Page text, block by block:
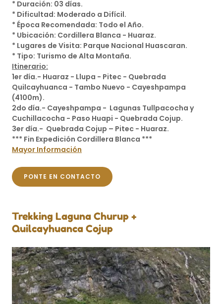
* Duración: 03 días.
* Dificultad: Moderado a Difícil.
* Época Recomendada: Todo el Año.
* Ubicación: Cordillera Blanca - Huaraz.
* Lugares de Visita: Parque Nacional Huascaran.
* Tipo: Turismo de Alta Montaña.
Itinerario:
1er día.- Huaraz - Llupa - Pitec - Quebrada
Quilcayhuanca - Tambo Nuevo - Cayeshpampa
(4100m).
2do día.- Cayeshpampa - Lagunas Tullpacocha y
Cuchillacocha - Paso Huapi - Quebrada Cojup.
3er día.- Quebrada Cojup – Pitec - Huaraz.
*** Fin Expedición Cordillera Blanca ***
Mayor Información
PONTE EN CONTACTO
Trekking Laguna Churup +
Quilcayhuanca Cojup